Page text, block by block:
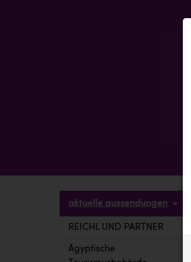
aktuelle aussendungen
REICHL UND PARTNER
Ägyptische